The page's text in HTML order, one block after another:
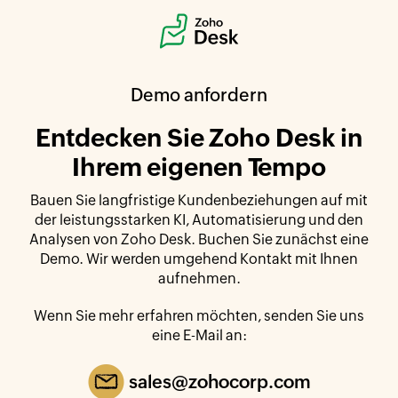
Demo anfordern
Entdecken Sie Zoho Desk in
Ihrem eigenen Tempo
Bauen Sie langfristige Kundenbeziehungen auf mit
der leistungsstarken KI, Automatisierung und den
Analysen von Zoho Desk. Buchen Sie zunächst eine
Demo. Wir werden umgehend Kontakt mit Ihnen
aufnehmen.
Wenn Sie mehr erfahren möchten, senden Sie uns
eine E-Mail an:
sales@zohocorp.com